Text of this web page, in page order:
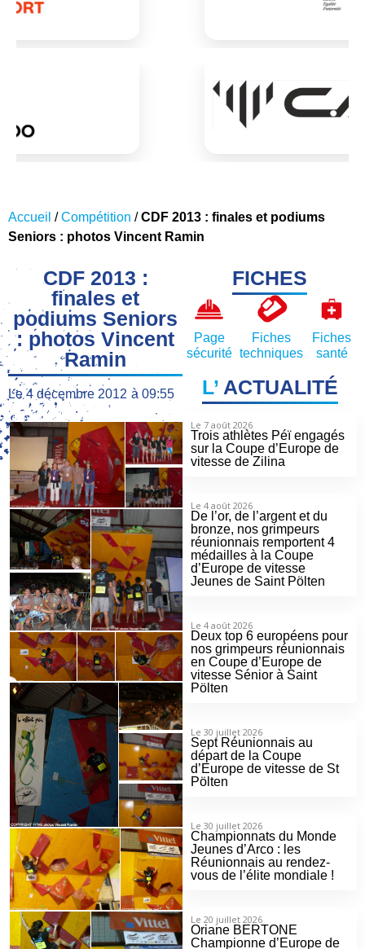
Accueil /Compétition /CDF 2013 : finales et podiums
Seniors : photos Vincent Ramin
CDF 2013 :
finales et
podiums Seniors
: photos Vincent
Ramin
Le 4 décembre 2012 à 09:55
FICHES
Page
sécurité
Fiches
techniques
Fiches
santé
L’ACTUALITÉ
Le 7 août 2026
Trois athlètes Péï engagés
sur la Coupe d’Europe de
vitesse de Zilina
Le 4 août 2026
De l’or, de l’argent et du
bronze, nos grimpeurs
réunionnais remportent 4
médailles à la Coupe
d’Europe de vitesse
Jeunes de Saint Pölten
Le 4 août 2026
Deux top 6 européens pour
nos grimpeurs réunionnais
en Coupe d’Europe de
vitesse Sénior à Saint
Pölten
Le 30 juillet 2026
Sept Réunionnais au
départ de la Coupe
d’Europe de vitesse de St
Pölten
Le 30 juillet 2026
Championnats du Monde
Jeunes d’Arco : les
Réunionnais au rendez-
vous de l’élite mondiale !
Le 20 juillet 2026
Oriane BERTONE
Championne d’Europe de